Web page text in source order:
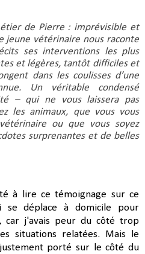
de Pierre : imprévisible et
jeune vétérinaire nous raconte
ses interventions les plus
et légères, tantôt difficiles et
dans les coulisses d’une
Un véritable condensé
– qui ne vous laissera pas
les animaux, que vous vous
ou que vous soyez
surprenantes et de belles
à lire ce témoignage sur ce
se déplace à domicile pour
car j'avais peur du côté trop
situations relatées. Mais le
porté sur le côté du